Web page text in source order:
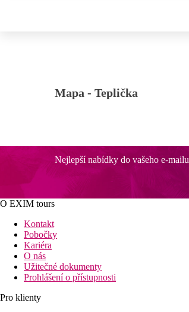
Mapa - Teplička
Nejlepší nabídky do vašeho e-mailu
O EXIM tours
Kontakt
Pobočky
Kariéra
O nás
Užitečné dokumenty
Prohlášení o přístupnosti
Pro klienty